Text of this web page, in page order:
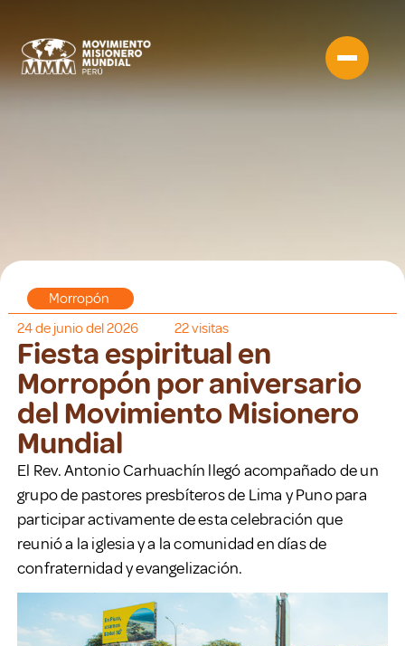
Morropón
24 de junio del 2026
22visitas
Fiesta espiritual en
Morropón por aniversario
del Movimiento Misionero
Mundial
El Rev. Antonio Carhuachín llegó acompañado de un
grupo de pastores presbíteros de Lima y Puno para
participar activamente de esta celebración que
reunió a la iglesia y a la comunidad en días de
confraternidad y evangelización.